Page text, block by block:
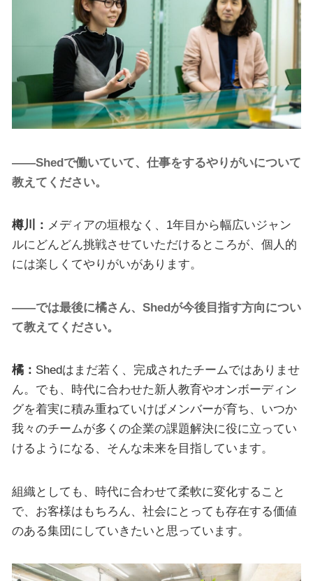
――Shedで働いていて、仕事をするやりがいについて
教えてください。
樽川： メディアの垣根なく、1年目から幅広いジャン
ルにどんどん挑戦させていただけるところが、個人的
には楽しくてやりがいがあります。
――では最後に橘さん、Shedが今後目指す方向につい
て教えてください。
橘： Shedはまだ若く、完成されたチームではありませ
ん。でも、時代に合わせた新人教育やオンボーディン
グを着実に積み重ねていけばメンバーが育ち、いつか
我々のチームが多くの企業の課題解決に役に立ってい
けるようになる、そんな未来を目指しています。
組織としても、時代に合わせて柔軟に変化すること
で、お客様はもちろん、社会にとっても存在する価値
のある集団にしていきたいと思っています。